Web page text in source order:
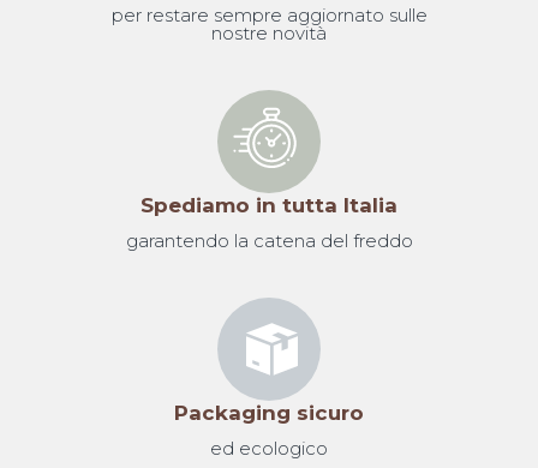
per restare sempre aggiornato sulle
nostre novità
Spediamo in tutta Italia
garantendo la catena del freddo
Packaging sicuro
ed ecologico